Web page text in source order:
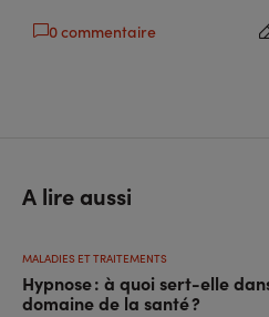
0 commentaire
A lire aussi
Hypnose : à quoi sert-elle
domaine de la santé ?
MALADIES ET TRAITEMENTS